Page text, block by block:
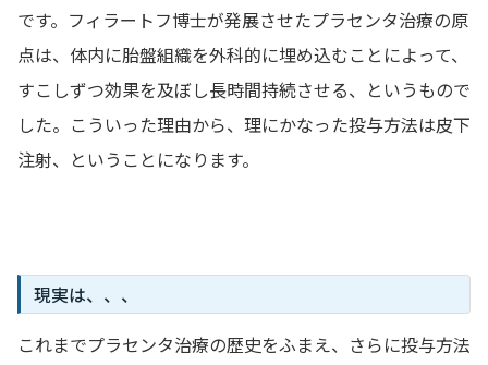
です。フィラートフ博士が発展させたプラセンタ治療の原
点は、体内に胎盤組織を外科的に埋め込むことによって、
すこしずつ効果を及ぼし長時間持続させる、というもので
した。こういった理由から、理にかなった投与方法は皮下
注射、ということになります。
現実は、、、
これまでプラセンタ治療の歴史をふまえ、さらに投与方法